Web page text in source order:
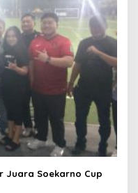
Juara Soekarno Cup